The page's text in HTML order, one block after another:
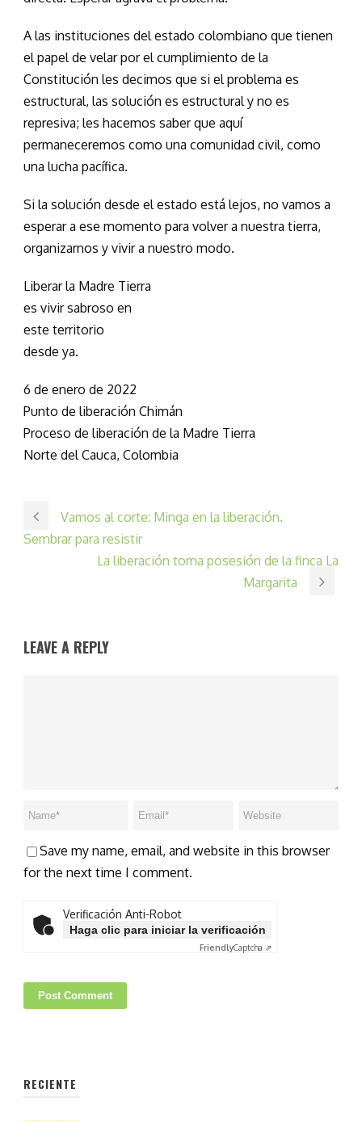
A las instituciones del estado colombiano que tienen
el papel de velar por el cumplimiento de la
Constitución les decimos que si el problema es
estructural, las solución es estructural y no es
represiva; les hacemos saber que aquí
permaneceremos como una comunidad civil, como
una lucha pacífica.
Si la solución desde el estado está lejos, no vamos a
esperar a ese momento para volver a nuestra tierra,
organizarnos y vivir a nuestro modo.
Liberar la Madre Tierra
es vivir sabroso en
este territorio
desde ya.
6 de enero de 2022
Punto de liberación Chimán
Proceso de liberación de la Madre Tierra
Norte del Cauca, Colombia
Vamos al corte: Minga en la liberación.
Sembrar para resistir
La liberación toma posesión de la finca La
Margarita
LEAVE A REPLY
Save my name, email, and website in this browser
for the next time I comment.
Verificación Anti-Robot
Haga clic para iniciar la verificación
FriendlyCaptcha ⇗
RECIENTE